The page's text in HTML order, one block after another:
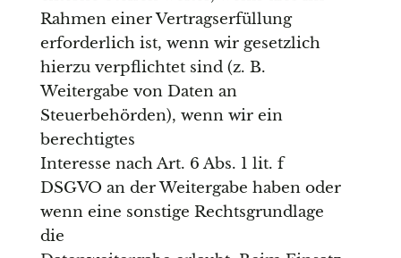
Rahmen einer Vertragserfüllung
erforderlich ist, wenn wir gesetzlich
hierzu verpflichtet sind (z. B.
Weitergabe von Daten an
Steuerbehörden), wenn wir ein
berechtigtes
Interesse nach Art. 6 Abs. 1 lit. f
DSGVO an der Weitergabe haben oder
wenn eine sonstige Rechtsgrundlage
die